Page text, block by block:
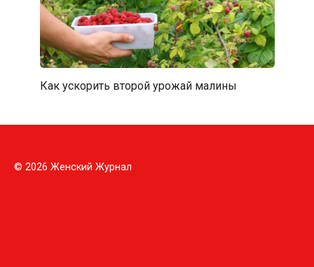
Как ускорить второй урожай малины
© 2026 Женский Журнал